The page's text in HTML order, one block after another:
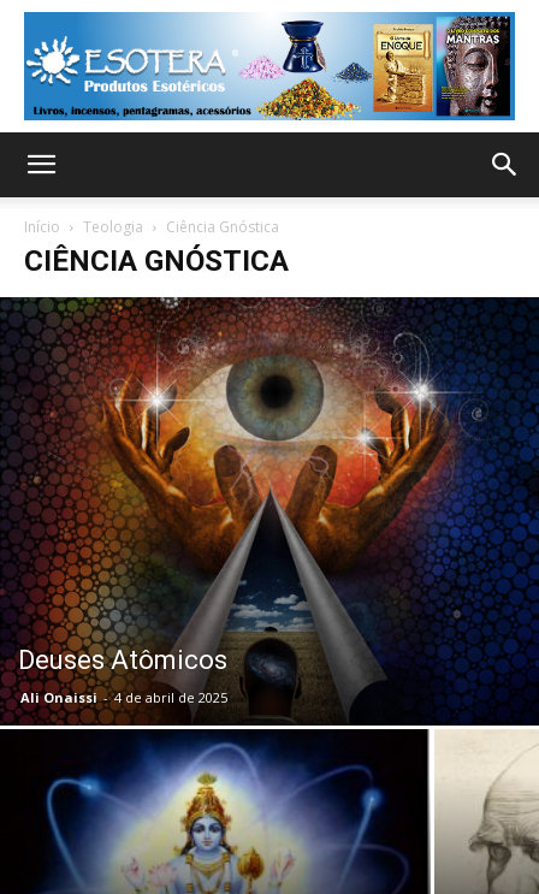
Início Teologia Ciência Gnóstica
CIÊNCIA GNÓSTICA
Deuses Atômicos
Ali Onaissi - 4 de abril de 2025